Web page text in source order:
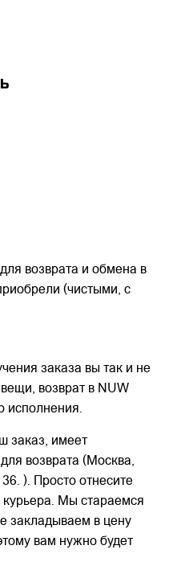
возврата и обмена в
(чистыми, с
заказа вы так и не
возврат в NUW
исполнения.
заказ, имеет
возврата (Москва,
). Просто отнесите
Мы стараемся
закладываем в цену
вам нужно будет